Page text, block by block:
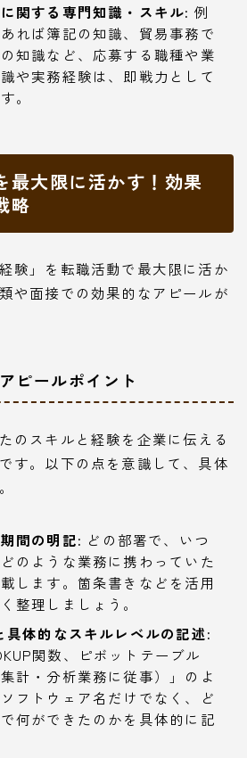
関する専門知識・スキル: 例
れば簿記の知識、貿易事務で
知識など、応募する職種や業
や実務経験は、即戦力として
。
最大限に活かす！効果
略
験」を転職活動で最大限に活か
や面接での効果的なアピールが
ピールポイント
のスキルと経験を企業に伝える
す。以下の点を意識して、具体
間の明記: どの部署で、いつ
のような業務に携わっていた
します。箇条書きなどを活用
整理しましょう。
具体的なスキルレベルの記述:
関数、ピボットテーブル
計・分析業務に従事）」のよ
フトウェア名だけでなく、ど
何ができたのかを具体的に記